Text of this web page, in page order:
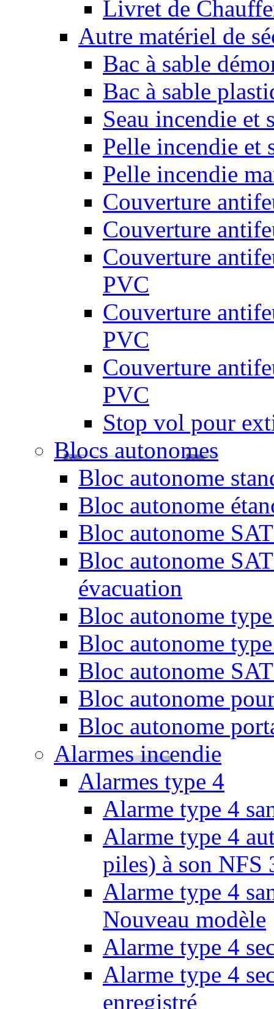
Livret de
Autre matériel de
Bac à sable
Bac à sable
Seau incendie et
Pelle incendie et
Pelle incendie
Couverture
Couverture
Couverture
PVC
Couverture
PVC
Couverture
PVC
Stop vol pour
Blocs autonomes
Bloc autonome
Bloc autonome
Bloc autonome
Bloc autonome
évacuation
Bloc autonome
Bloc autonome
Bloc autonome
Bloc autonome
Bloc autonome
Alarmes incendie
Alarmes type 4
Alarme type 4
Alarme type 4
piles) à son NFS
Alarme type 4
Nouveau modèle
Alarme type 4
Alarme type 4
enregistré